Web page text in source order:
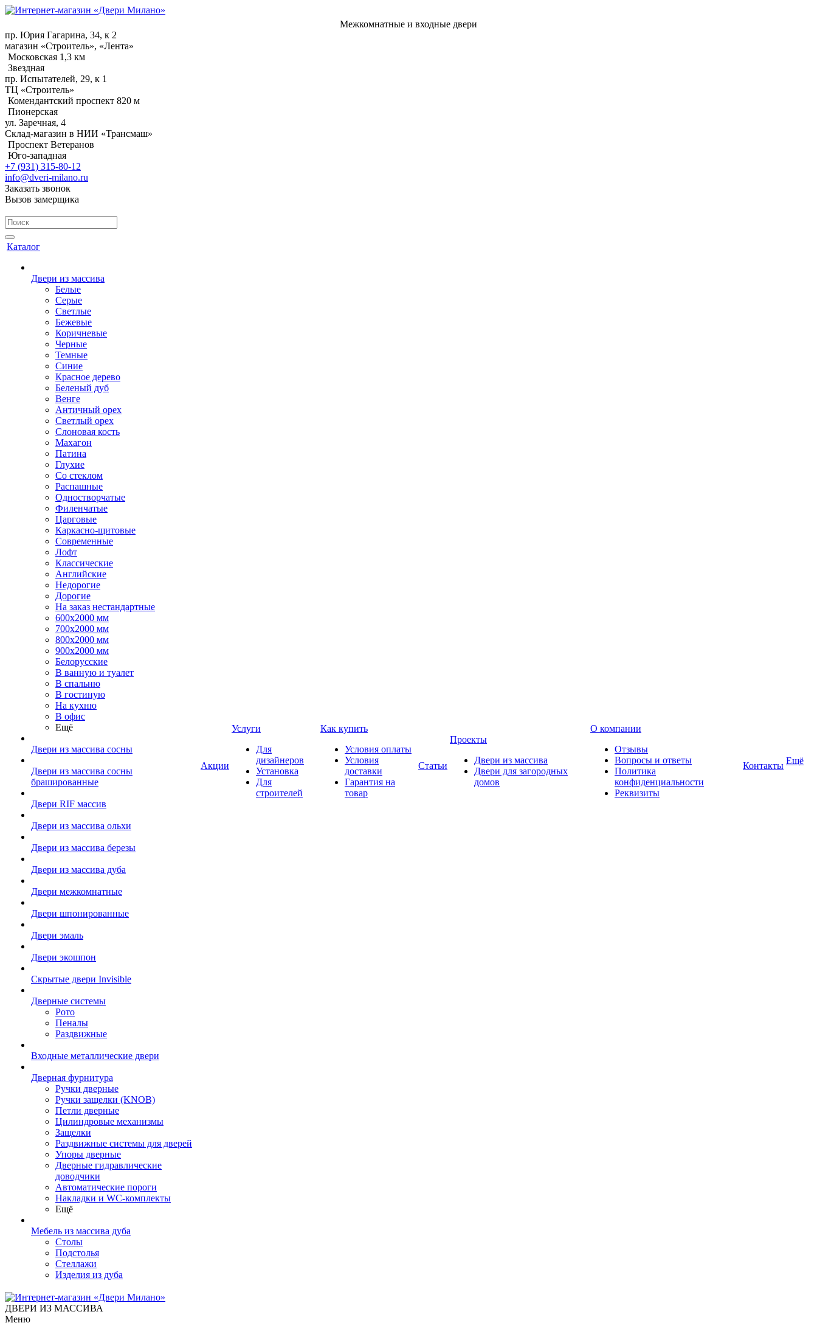
Межкомнатные и входные двери
пр. Юрия Гагарина, 34, к 2
магазин «Строитель», «Лента»
Московская 1,3 км
Звездная
пр. Испытателей, 29, к 1
ТЦ «Строитель»
Комендантский проспект 820 м
Пионерская
ул. Заречная, 4
Склад-магазин в НИИ «Трансмаш»
Проспект Ветеранов
Юго-западная
+7 (931) 315-80-12
info@dveri-milano.ru
Заказать звонок
Вызов замерщика
Каталог
Двери из массива
Белые
Серые
Светлые
Бежевые
Коричневые
Черные
Темные
Синие
Красное дерево
Беленый дуб
Венге
Античный орех
Светлый орех
Слоновая кость
Махагон
Патина
Глухие
Со стеклом
Распашные
Одностворчатые
Филенчатые
Царговые
Каркасно-щитовые
Современные
Лофт
Классические
Английские
Недорогие
Дорогие
На заказ нестандартные
600х2000 мм
700х2000 мм
800х2000 мм
900х2000 мм
Белорусские
В ванную и туалет
В спальню
В гостиную
На кухню
В офис
Ещё
Двери из массива сосны
Двери из массива сосны
брашированные
Двери RIF массив
Двери из массива ольхи
Двери из массива березы
Двери из массива дуба
Двери межкомнатные
Двери шпонированные
Двери эмаль
Двери экошпон
Скрытые двери Invisible
Дверные системы
Рото
Пеналы
Раздвижные
Входные металлические двери
Дверная фурнитура
Ручки дверные
Ручки защелки (KNOB)
Петли дверные
Цилиндровые механизмы
Защелки
Раздвижные системы для дверей
Упоры дверные
Дверные гидравлические
доводчики
Автоматические пороги
Накладки и WC-комплекты
Ещё
Мебель из массива дуба
Столы
Подстолья
Стеллажи
Изделия из дуба
Акции
Услуги
Для
дизайнеров
Установка
Для
строителей
Как купить
Условия оплаты
Условия
доставки
Гарантия на
товар
Статьи
Проекты
Двери из массива
Двери для загородных
домов
О компании
Отзывы
Вопросы и ответы
Политика
конфиденциальности
Реквизиты
Контакты Ещё
ДВЕРИ ИЗ МАССИВА
Меню